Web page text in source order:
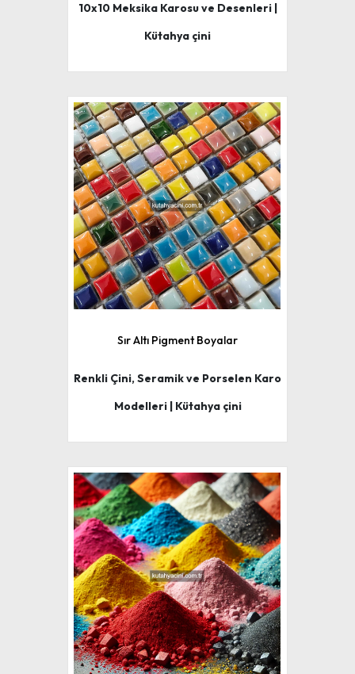
10x10 Meksika Karosu ve Desenleri |
Kütahya çini
Sır Altı Pigment Boyalar
Renkli Çini, Seramik ve Porselen Karo
Modelleri | Kütahya çini